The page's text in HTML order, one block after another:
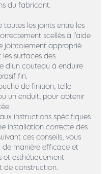
du fabricant.
toutes les joints entre les
scellés à l’aide
jointoiement approprié.
les surfaces des
d’un couteau à enduire
fin.
de finition, telle
un enduit, pour obtenir
instructions spécifiques
installation correcte des
ces conseils, vous
de manière efficace et
et esthétiquement
de construction.